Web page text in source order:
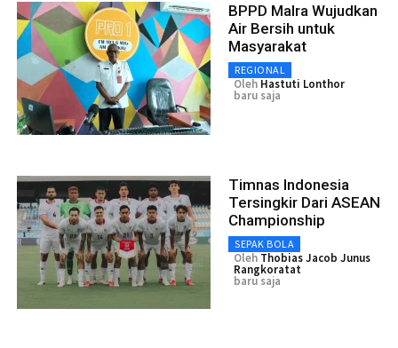
BPPD Malra Wujudkan
Air Bersih untuk
Masyarakat
REGIONAL
Oleh Hastuti Lonthor
baru saja
Timnas Indonesia
Tersingkir Dari ASEAN
Championship
SEPAK BOLA
Oleh Thobias Jacob Junus
Rangkoratat
baru saja